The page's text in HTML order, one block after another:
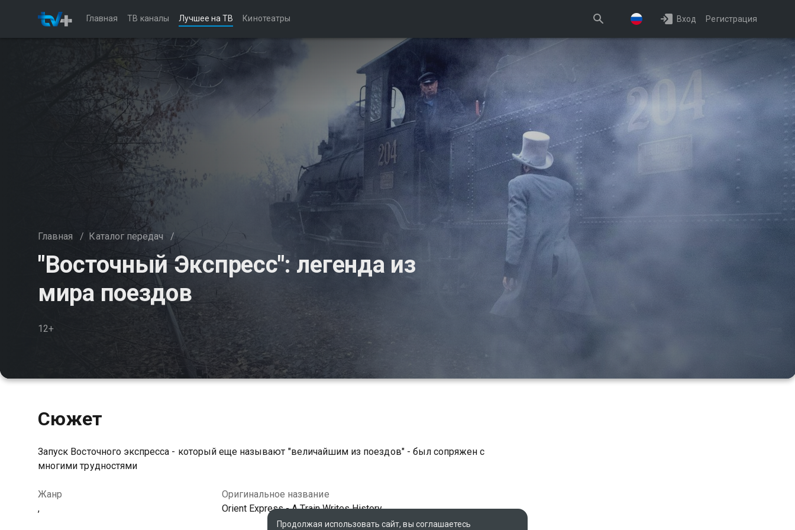
Главная ТВ каналы Лучшее на ТВ Кинотеатры Вход Регистрация
Главная / Каталог передач /
"Восточный Экспресс": легенда из
мира поездов
12+
Сюжет
Запуск Восточного экспресса - который еще называют "величайшим из поездов" - был сопряжен с
многими трудностями
Жанр
,
Оригинальное название
Orient Express - A Train Writes History
Продолжая использовать сайт, вы соглашаетесь